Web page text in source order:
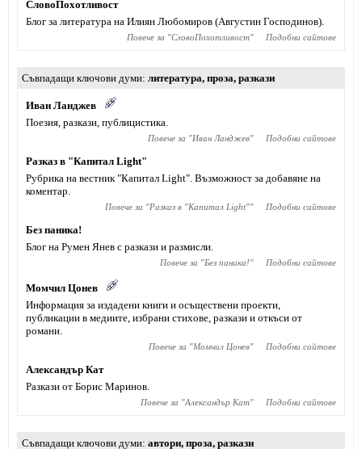
СловоПохотливост
Блог за литература на Илиян Любомиров (Августин Господинов).
Повече за "СловоПохотливост" Подобни сайтове
Съвпадащи ключови думи литература, проза, разкази
Иван Ланджев
Поезия, разкази, публицистика.
Повече за "Иван Ланджев" Подобни сайтове
Разказ в "Капитал Light"
Рубрика на вестник "Капитал Light". Възможност за добавяне на
коментар.
Повече за "Разказ в "Капитал Light"" Подобни сайтове
Без паника!
Блог на Румен Янев с разкази и размисли.
Повече за "Без паника!" Подобни сайтове
Момчил Цонев
Информация за издадени книги и осъществени проекти,
публикации в медиите, избрани стихове, разкази и откъси от
романи.
Повече за "Момчил Цонев" Подобни сайтове
Александър Кат
Разкази от Борис Маринов.
Повече за "Александър Кат" Подобни сайтове
Съвпадащи ключови думи автори, проза, разкази